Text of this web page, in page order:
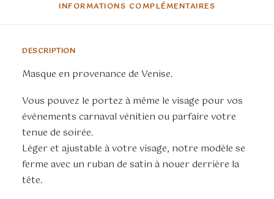
INFORMATIONS COMPLÉMENTAIRES
DESCRIPTION
Masque en provenance de Venise.
Vous pouvez le portez à même le visage pour vos
évènements carnaval vénitien ou parfaire votre
tenue de soirée.
Léger et ajustable à votre visage, notre modèle se
ferme avec un ruban de satin à nouer derrière la
tête.